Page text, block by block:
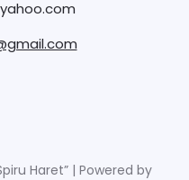
Haret” | Powered by